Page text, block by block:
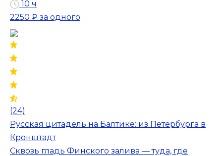
10 ч
2250 ₽ за одного
(24)
Русская цитадель на Балтике: из Петербурга в
Кронштадт
Сквозь гладь Финского залива — туда, где